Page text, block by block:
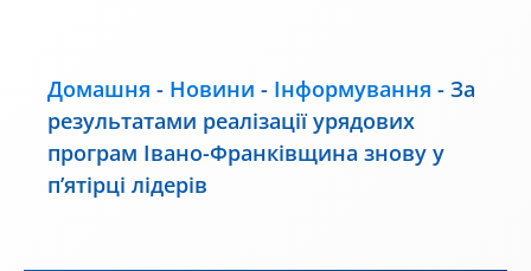
Домашня - Новини - Інформування - За
результатами реалізації урядових
програм Івано-Франківщина знову у
п’ятірці лідерів